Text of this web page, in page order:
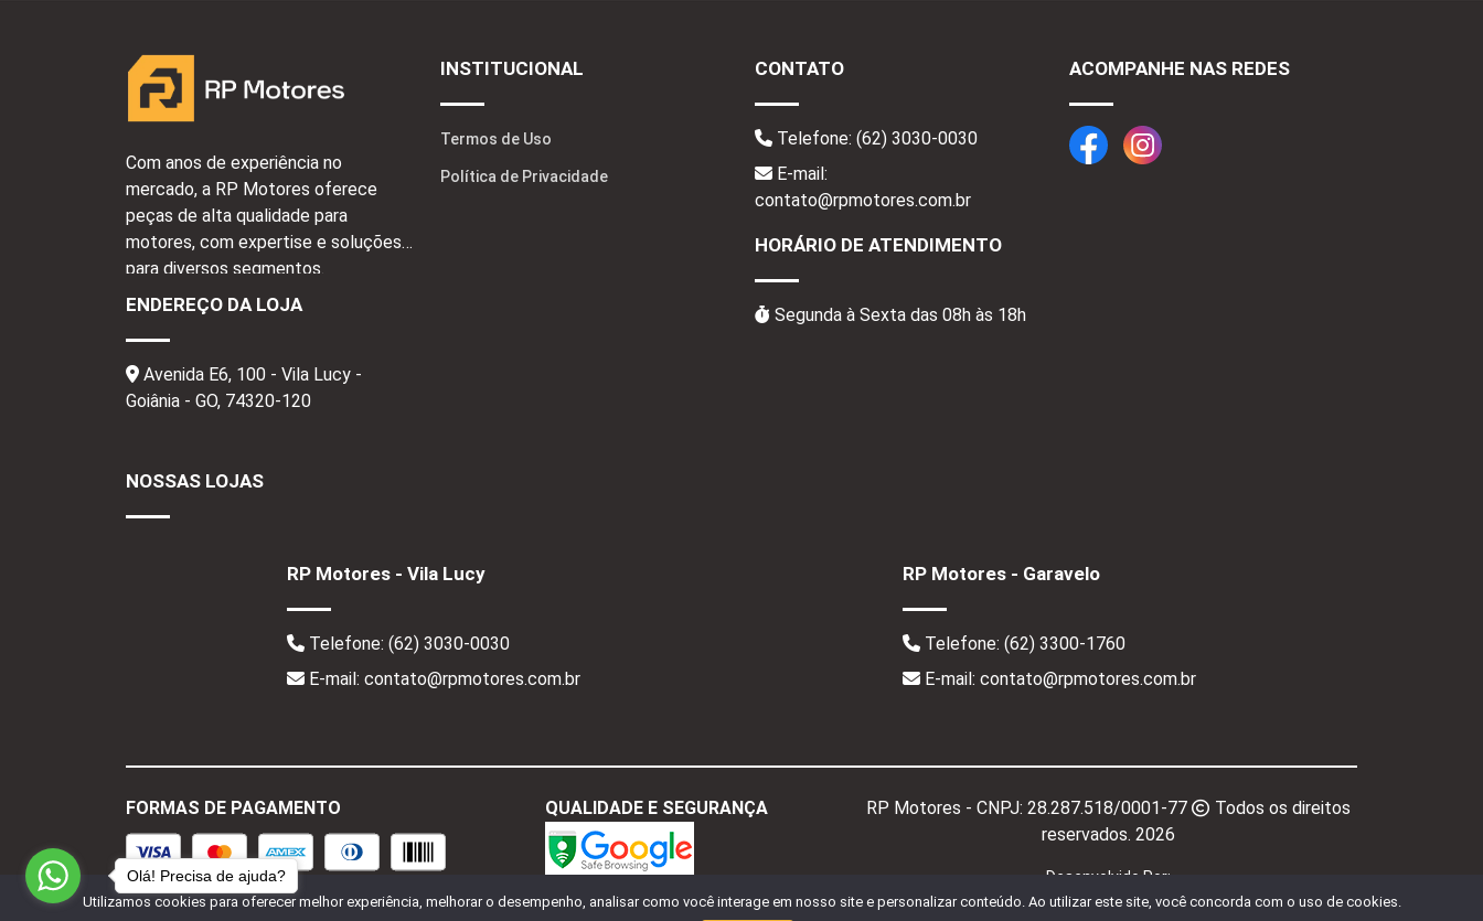
Com anos de experiência no
mercado, a RP Motores oferece
peças de alta qualidade para
motores, com expertise e soluções
para diversos segmentos.
ENDEREÇO DA LOJA
Avenida E6, 100 - Vila Lucy -
Goiânia - GO, 74320-120
INSTITUCIONAL
Termos de Uso
Política de Privacidade
CONTATO
Telefone: (62) 3030-0030
E-mail:
contato@rpmotores.com.br
HORÁRIO DE ATENDIMENTO
Segunda à Sexta das 08h às 18h
ACOMPANHE NAS REDES
NOSSAS LOJAS
RP Motores - Vila Lucy
Telefone: (62) 3030-0030
E-mail: contato@rpmotores.com.br
RP Motores - Garavelo
Telefone: (62) 3300-1760
E-mail: contato@rpmotores.com.br
FORMAS DE PAGAMENTO QUALIDADE E SEGURANÇA RP Motores - CNPJ: 28.287.518/0001-77
Todos os direitos
reservados. 2026
Desenvolvido Por:
Olá! Precisa de ajuda?
Utilizamos cookies para oferecer melhor experiência, melhorar o desempenho, analisar como você interage em nosso site e personalizar conteúdo. Ao utilizar este site, você concorda com o uso de cookies.